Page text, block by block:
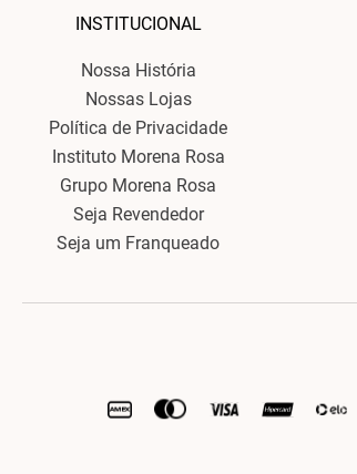
INSTITUCIONAL
Nossa História
Nossas Lojas
Política de Privacidade
Instituto Morena Rosa
Grupo Morena Rosa
Seja Revendedor
Seja um Franqueado